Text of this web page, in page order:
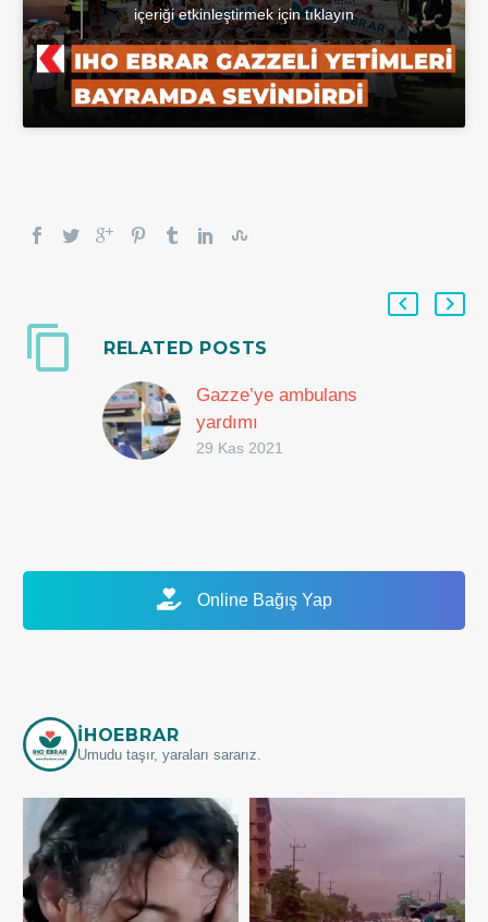
içeriği etkinleştirmek için tıklayın
RELATED POSTS
Gazze’ye ambulans
yardımı
29 Kas 2021
Online Bağış Yap
IHOEBRAR
Umudu taşır, yaraları sararız.